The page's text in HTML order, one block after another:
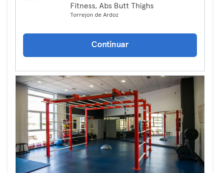
Fitness, Abs Butt Thighs
Torrejon de Ardoz
Continuar